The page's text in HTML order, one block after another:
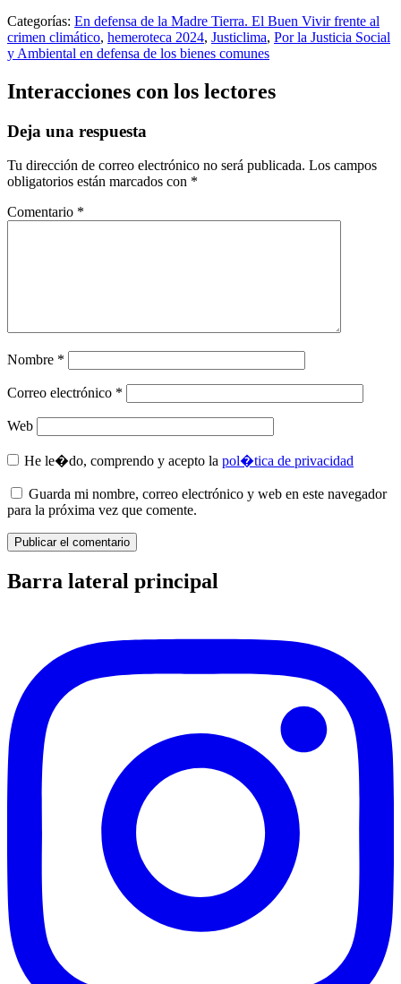
Categorías: En defensa de la Madre Tierra. El Buen Vivir frente al
crimen climático, hemeroteca 2024, Justiclima, Por la Justicia Social
y Ambiental en defensa de los bienes comunes
Interacciones con los lectores
Deja una respuesta
Tu dirección de correo electrónico no será publicada. Los campos
obligatorios están marcados con *
Comentario *
Nombre *
Correo electrónico *
Web
He le�do, comprendo y acepto la pol�tica de privacidad
Guarda mi nombre, correo electrónico y web en este navegador
para la próxima vez que comente.
Barra lateral principal